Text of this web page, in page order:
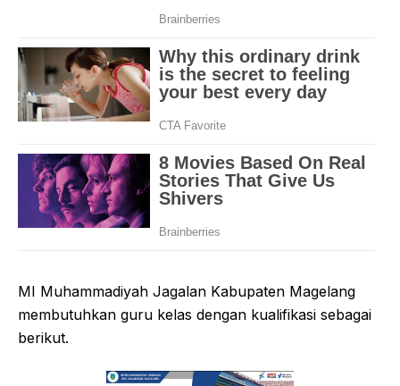
MI Muhammadiyah Jagalan Kabupaten Magelang
membutuhkan guru kelas dengan kualifikasi sebagai
berikut.